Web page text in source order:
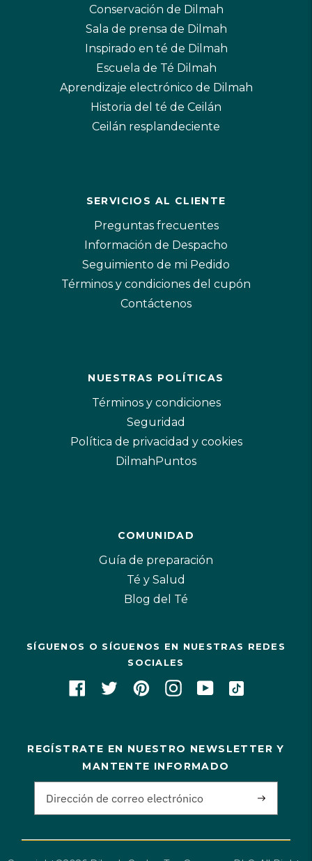
Conservación de Dilmah
Sala de prensa de Dilmah
Inspirado en té de Dilmah
Escuela de Té Dilmah
Aprendizaje electrónico de Dilmah
Historia del té de Ceilán
Ceilán resplandeciente
SERVICIOS AL CLIENTE
Preguntas frecuentes
Información de Despacho
Seguimiento de mi Pedido
Términos y condiciones del cupón
Contáctenos
NUESTRAS POLÍTICAS
Términos y condiciones
Seguridad
Política de privacidad y cookies
DilmahPuntos
COMUNIDAD
Guía de preparación
Té y Salud
Blog del Té
SÍGUENOS O SÍGUENOS EN NUESTRAS REDES
SOCIALES
REGÍSTRATE EN NUESTRO NEWSLETTER Y
MANTENTE INFORMADO